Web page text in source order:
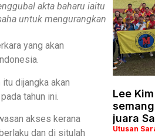
akta baharu iaitu
untuk mengurangkan
yang akan
dijangka akan
tahun ini.
akses kerana
dan di situlah
Lee
juara
Utusan